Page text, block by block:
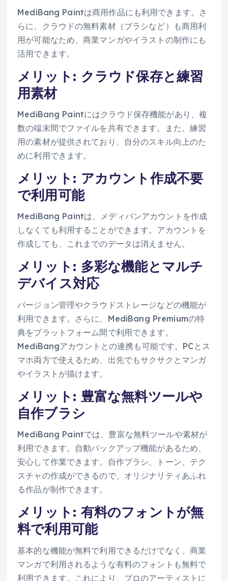
MediBang Paintは商用作品にも利用できます。さ
らに、クラウドの無料素材（ブラシなど）も商用利
用が可能なため、商業マンガやイラストの制作にも
活用できます。
メリット: クラウド保存と練習
用素材
MediBang Paintにはクラウド保存機能があり、複
数の端末間でファイルを共有できます。また、練習
用の素材が提供されており、自分のスキル向上のた
めに利用できます。
メリット: アカウント作成不要
で利用可能
MediBang Paintは、メディバンアカウントを作成
しなくても利用することができます。アカウントを
作成しても、これまでのデータは消えません。
メリット: 多彩な機能とマルチ
デバイス対応
バージョン管理やクラウドストレージなどの機能が
利用できます。さらに、MediBang Premiumの特
典をプラットフォーム間で利用できます。
MediBangアカウントとの連携も可能です。PCとス
マホ両方で使えるため、出先でもサクサクとマンガ
やイラストが描けます。
メリット: 豊富な無料ツールや
自作ブラシ
MediBang Paintでは、豊富な無料ツールや素材が
利用できます。自動バックアップ機能があるため、
安心して作業できます。自作ブラシ、トーン、テク
スチャの作成ができるので、オリジナリティあふれ
る作品が制作できます。
メリット: 有料のフォントが無
料で利用可能
基本的な機能が無料で利用できるだけでなく、商業
マンガで利用されるような有料のフォントも無料で
利用できます。これにより、プロのアーティストに